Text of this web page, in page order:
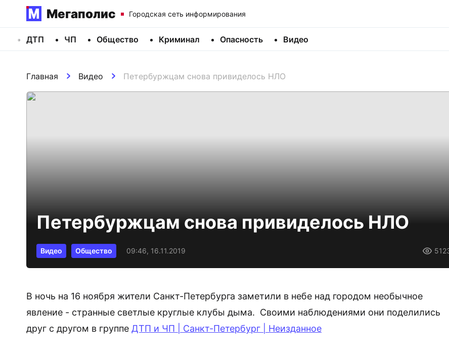
Мегаполис Городская сеть информирования
ДТП ЧП Общество Криминал Опасность Видео
Главная Видео Петербуржцам снова привиделось НЛО
Петербуржцам снова привиделось НЛО
Видео Общество 09:46, 16.11.2019
В ночь на 16 ноября жители Санкт-Петербурга заметили в небе над городом необычное
явление - странные светлые круглые клубы дыма. Своими наблюдениями они поделились
друг с другом в группе ДТП и ЧП | Санкт-Петербург | Неизданное